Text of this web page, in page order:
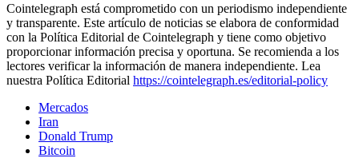
Cointelegraph está comprometido con un periodismo independiente
y transparente. Este artículo de noticias se elabora de conformidad
con la Política Editorial de Cointelegraph y tiene como objetivo
proporcionar información precisa y oportuna. Se recomienda a los
lectores verificar la información de manera independiente. Lea
nuestra Política Editorial https://cointelegraph.es/editorial-policy
Mercados
Iran
Donald Trump
Bitcoin